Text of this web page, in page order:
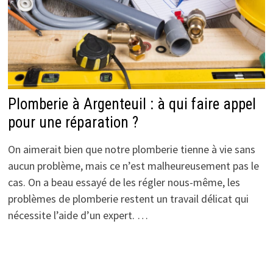
Plomberie à Argenteuil : à qui faire appel
pour une réparation ?
On aimerait bien que notre plomberie tienne à vie sans
aucun problème, mais ce n’est malheureusement pas le
cas. On a beau essayé de les régler nous-même, les
problèmes de plomberie restent un travail délicat qui
nécessite l’aide d’un expert. …